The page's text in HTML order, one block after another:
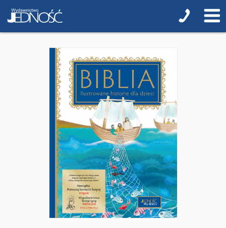
Jedność dla dzieci
NOWOŚCI
ZAPOWIEDZI
QUIZY, ŁAMIGŁÓWKI TERAZ -35% TANIEJ
KAKADU - książki interaktywne z piórem
JUPI JO! - książki kartonowe dla najmłodszych
POP-UP
Adwent i Boże Narodzenie
Albumy pamiątkowe
Baśnie, bajki